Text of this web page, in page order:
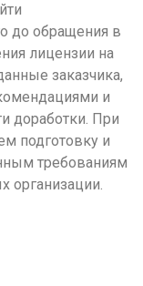
до обращения в
лицензии на
заказчика,
и
доработки. При
подготовку и
требованиям
организации.